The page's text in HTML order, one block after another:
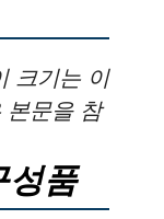
크기는 이
본문을 참
성품